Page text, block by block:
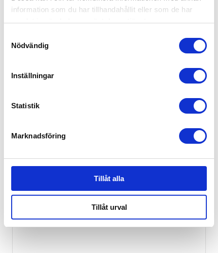
information som du har tillhandahållit eller som de har
samlat in när du har använt deras tjänster.
Nödvändig
Inställningar
Statistik
Marknadsföring
Tillåt alla
Tillåt urval